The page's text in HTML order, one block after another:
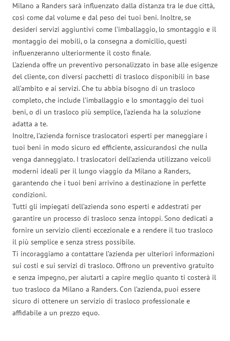
Milano a Randers sarà influenzato dalla distanza tra le due città,
così come dal volume e dal peso dei tuoi beni. Inoltre, se
desideri servizi aggiuntivi come l’imballaggio, lo smontaggio e il
montaggio dei mobili, o la consegna a domicilio, questi
influenzeranno ulteriormente il costo finale.
L’azienda offre un preventivo personalizzato in base alle esigenze
del cliente, con diversi pacchetti di trasloco disponibili in base
all’ambito e ai servizi. Che tu abbia bisogno di un trasloco
completo, che include l’imballaggio e lo smontaggio dei tuoi
beni, o di un trasloco più semplice, l’azienda ha la soluzione
adatta a te.
Inoltre, l’azienda fornisce traslocatori esperti per maneggiare i
tuoi beni in modo sicuro ed efficiente, assicurandosi che nulla
venga danneggiato. I traslocatori dell’azienda utilizzano veicoli
moderni ideali per il lungo viaggio da Milano a Randers,
garantendo che i tuoi beni arrivino a destinazione in perfette
condizioni.
Tutti gli impiegati dell’azienda sono esperti e addestrati per
garantire un processo di trasloco senza intoppi. Sono dedicati a
fornire un servizio clienti eccezionale e a rendere il tuo trasloco
il più semplice e senza stress possibile.
Ti incoraggiamo a contattare l’azienda per ulteriori informazioni
sui costi e sui servizi di trasloco. Offrono un preventivo gratuito
e senza impegno, per aiutarti a capire meglio quanto ti costerà il
tuo trasloco da Milano a Randers. Con l’azienda, puoi essere
sicuro di ottenere un servizio di trasloco professionale e
affidabile a un prezzo equo.